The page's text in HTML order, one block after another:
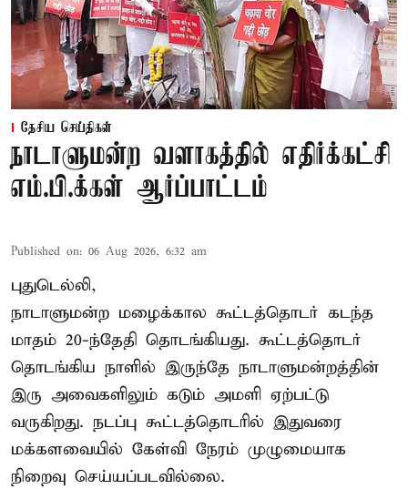
தேசிய செய்திகள்
நாடாளுமன்ற வளாகத்தில் எதிர்க்கட்சி
எம்.பி.க்கள் ஆர்ப்பாட்டம்
Published on: 06 Aug 2026, 6:32 am
புதுடெல்லி,
நாடாளுமன்ற மழைக்கால கூட்டத்தொடர் கடந்த
மாதம் 20-ந்தேதி தொடங்கியது. கூட்டத்தொடர்
தொடங்கிய நாளில் இருந்தே நாடாளுமன்றத்தின்
இரு அவைகளிலும் கடும் அமளி ஏற்பட்டு
வருகிறது. நடப்பு கூட்டத்தொடரில் இதுவரை
மக்களவையில் கேள்வி நேரம் முழுமையாக
நிறைவு செய்யப்படவில்லை.